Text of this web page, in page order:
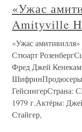
«Ужас
Amityville
«Ужас
Стюарт
Фред Джей
ГейсингерСтрана:
1979 г.Актёры:
Стайгер,